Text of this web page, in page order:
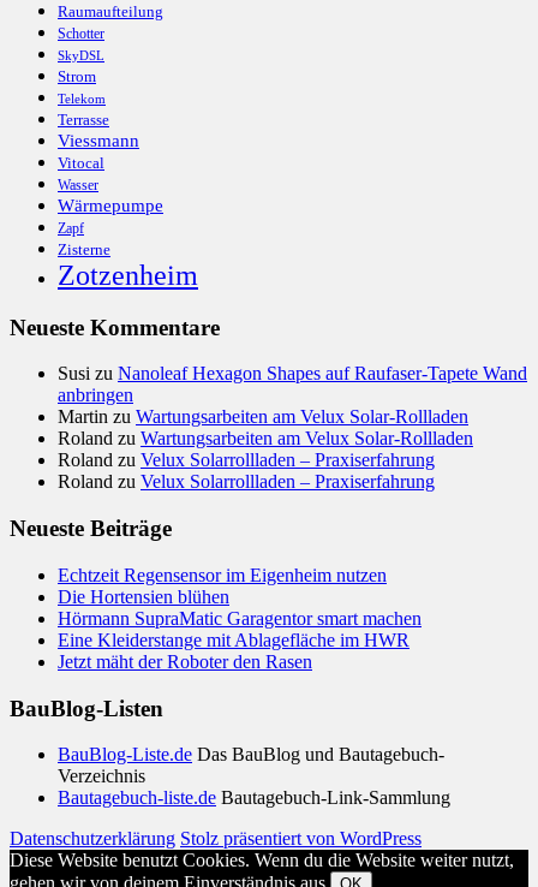
Raumaufteilung
Schotter
SkyDSL
Strom
Telekom
Terrasse
Viessmann
Vitocal
Wasser
Wärmepumpe
Zapf
Zisterne
Zotzenheim
Neueste Kommentare
Susi zu Nanoleaf Hexagon Shapes auf Raufaser-Tapete Wand
anbringen
Martin zu Wartungsarbeiten am Velux Solar-Rollladen
Roland zu Wartungsarbeiten am Velux Solar-Rollladen
Roland zu Velux Solarrollladen – Praxiserfahrung
Roland zu Velux Solarrollladen – Praxiserfahrung
Neueste Beiträge
Echtzeit Regensensor im Eigenheim nutzen
Die Hortensien blühen
Hörmann SupraMatic Garagentor smart machen
Eine Kleiderstange mit Ablagefläche im HWR
Jetzt mäht der Roboter den Rasen
BauBlog-Listen
BauBlog-Liste.de Das BauBlog und Bautagebuch-
Verzeichnis
Bautagebuch-liste.de Bautagebuch-Link-Sammlung
Datenschutzerklärung Stolz präsentiert von WordPress
Diese Website benutzt Cookies. Wenn du die Website weiter nutzt,